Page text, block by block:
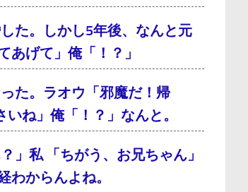
た。しかし5年後、なんと元
げて」俺「！？」
た。ラオウ「邪魔だ！帰
ね」俺「！？」なんと。
私 「ちがう、お兄ちゃん」
からんよね。